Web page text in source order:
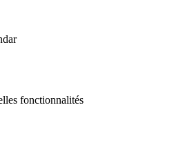
fonctionnalités